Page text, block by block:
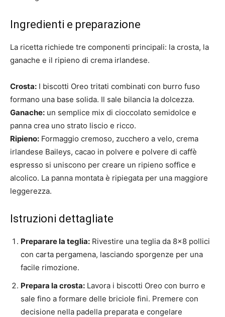
Ingredienti e preparazione
La ricetta richiede tre componenti principali: la crosta, la
ganache e il ripieno di crema irlandese.
Crosta: I biscotti Oreo tritati combinati con burro fuso
formano una base solida. Il sale bilancia la dolcezza.
Ganache: un semplice mix di cioccolato semidolce e
panna crea uno strato liscio e ricco.
Ripieno: Formaggio cremoso, zucchero a velo, crema
irlandese Baileys, cacao in polvere e polvere di caffè
espresso si uniscono per creare un ripieno soffice e
alcolico. La panna montata è ripiegata per una maggiore
leggerezza.
Istruzioni dettagliate
Preparare la teglia: Rivestire una teglia da 8×8 pollici
con carta pergamena, lasciando sporgenze per una
facile rimozione.
Prepara la crosta: Lavora i biscotti Oreo con burro e
sale fino a formare delle briciole fini. Premere con
decisione nella padella preparata e congelare